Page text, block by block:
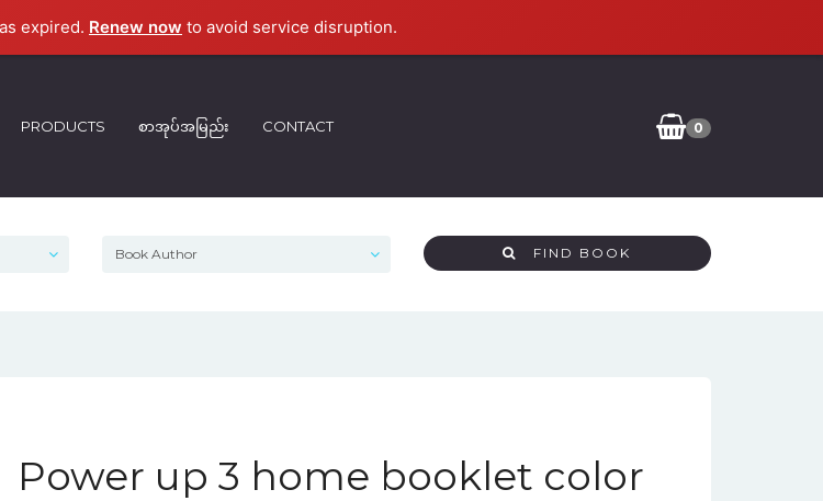
expired. Renew now to avoid service disruption.
0
PRODUCTS စာအုပ်အမြည်း CONTACT
FIND BOOK
Power up 3 home booklet color